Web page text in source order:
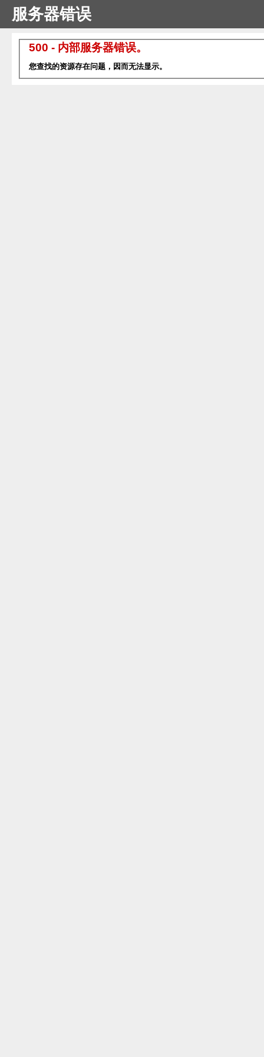
服务器错误
500 - 内部服务器错误。
您查找的资源存在问题，因而无法显示。